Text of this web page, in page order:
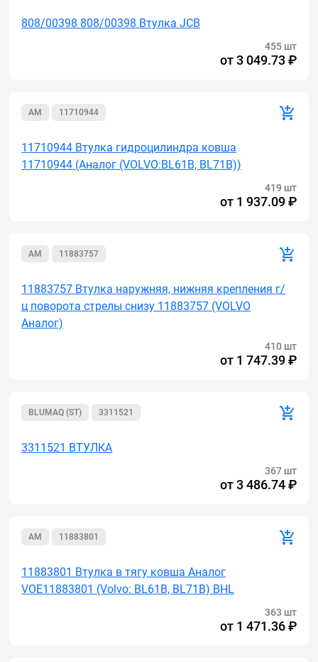
808/00398 808/00398 Втулка JCB
455 шт
от3 049.73 ₽
AM 11710944
11710944 Втулка гидроцилиндра ковша
11710944 (Аналог (VOLVO:BL61B, BL71B))
419 шт
от 1 937.09 ₽
AM 11883757
11883757 Втулка наружняя, нижняя крепления г/
ц поворота стрелы снизу 11883757 (VOLVO
Аналог)
410 шт
от 1 747.39 ₽
BLUMAQ (ST) 3311521
3311521 ВТУЛКА
367 шт
от3 486.74 ₽
AM 11883801
11883801 Втулка в тягу ковша Аналог
VOE11883801 (Volvo: BL61B, BL71B) BHL
363 шт
от 1 471.36 ₽